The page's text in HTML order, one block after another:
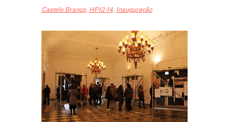
Castelo Branco, HP12-14, Inauguração